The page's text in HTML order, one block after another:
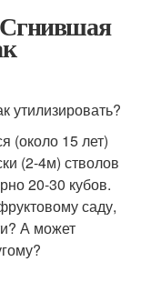
Сгнившая
утилизировать?
(около 15 лет)
(2-4м) стволов
20-30 кубов.
саду,
А может